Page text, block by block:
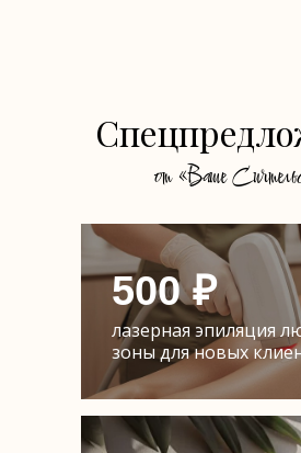
от «Ваше
лазерная эпиляция
зоны для новых
500 ₽